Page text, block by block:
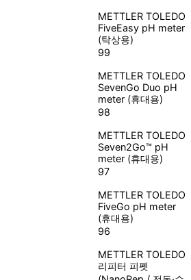
METTLER TOLEDO
FiveEasy pH meter
(탁상용)
99
METTLER TOLEDO
SevenGo Duo pH
meter (휴대용)
98
METTLER TOLEDO
Seven2Go™ pH
meter (휴대용)
97
METTLER TOLEDO
FiveGo pH meter
(휴대용)
96
METTLER TOLEDO
리피터 피펫